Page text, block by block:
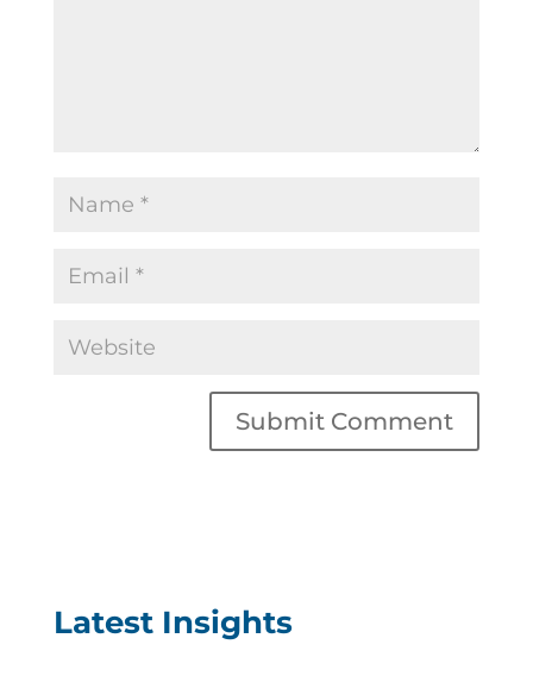
Latest Insights